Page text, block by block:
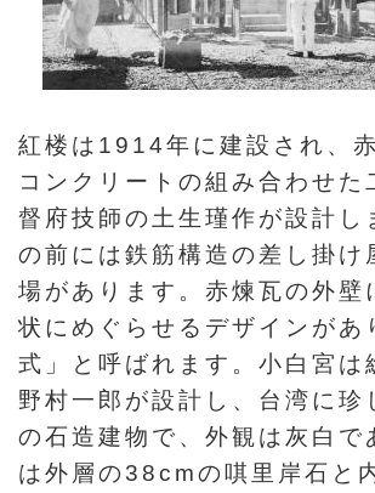
ha
sa
Ind
on
esi
Tiế
ng
Việ
紅楼は1914年に建設され、
コンクリートの組み合わせた
督府技師の土生瑾作が設計し
の前には鉄筋構造の差し掛け
場があります。赤煉瓦の外壁
状にめぐらせるデザインがあ
式」と呼ばれます。小白宮は
野村一郎が設計し、台湾に珍
の石造建物で、外観は灰白で
は外層の38cmの唭里岸石と